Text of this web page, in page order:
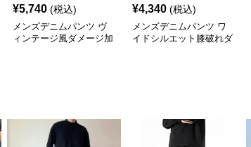
¥5,740 (税込)
メンズデニムパンツ ヴ
ィンテージ風ダメージ加
¥4,340 (税込)
メンズデニムパンツ ワ
イドシルエット膝破れダ